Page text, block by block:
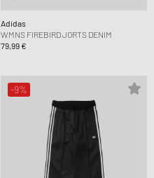
Adidas
WMNS FIREBIRD JORTS DENIM
79,99 €
-9%